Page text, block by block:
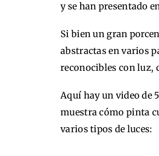
y se han presentado
Si bien un gran
abstractas en varios
reconocibles con luz,
Aquí hay un video de
muestra cómo pinta
varios tipos de luces: